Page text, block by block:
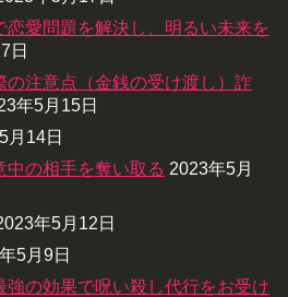
恋愛問題を解決し、明るい未来を
日
の注意点（金銭の受け渡し）詐
年5月15日
月14日
中の相手を奪い取る 2023年5月
年5月12日
5月9日
強の効果で呪い殺し代行をお受け